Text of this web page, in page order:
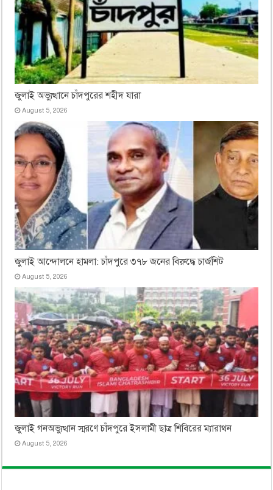
জুলাই অভ্যুত্থানে চাঁদপুরের শহীদ যারা
August 5, 2026
জুলাই আন্দোলনে হামলা: চাঁদপুরে ৩৭৮ জনের বিরুদ্ধে চার্জশিট
August 5, 2026
জুলাই গনঅভ্যুত্থান স্মরণে চাঁদপুরে ইসলামী ছাত্র শিবিরের ম্যারাথন
August 5, 2026